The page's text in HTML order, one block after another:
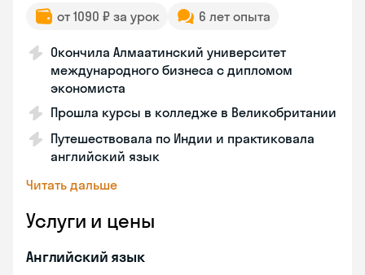
от 1090 ₽ за урок 6 лет опыта
Окончила Алмаатинский университет
международного бизнеса с дипломом
экономиста
Прошла курсы в колледже в Великобритании
Путешествовала по Индии и практиковала
английский язык
Читать дальше
Услуги и цены
Английский язык